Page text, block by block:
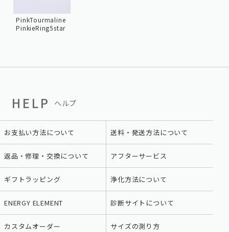
PinkTourmaline
PinkieRing5star
HELP ヘルプ
お支払い方法について 送料・発送方法について
返品・修理・交換について アフターサービス
ギフトラッピング 浄化方法について
ENERGY ELEMENT 診断サイトについて
カスタムオーダー サイズの測り方